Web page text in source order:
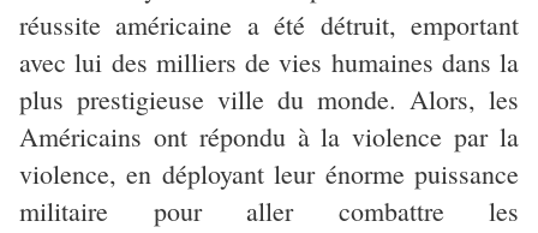
réussite américaine a été détruit, emportant
avec lui des milliers de vies humaines dans la
plus prestigieuse ville du monde. Alors, les
Américains ont répondu à la violence par la
violence, en déployant leur énorme puissance
militaire pour aller combattre les